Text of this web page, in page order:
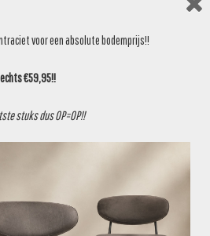
voor een absolute bodemprijs!!
€59,95!!
stuks dus OP=OP!!